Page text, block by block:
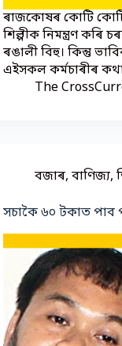
ৰাজকোষৰ কোটি
শিল্পীক নিমন্ত্ৰণ কৰি
ৰঙালী বিহু। কিন্তু
এইসকল কৰ্মচাৰীৰ
The
বজাৰ,বাণিজ্য,
সচাকৈ ৬০ টকাত পাব